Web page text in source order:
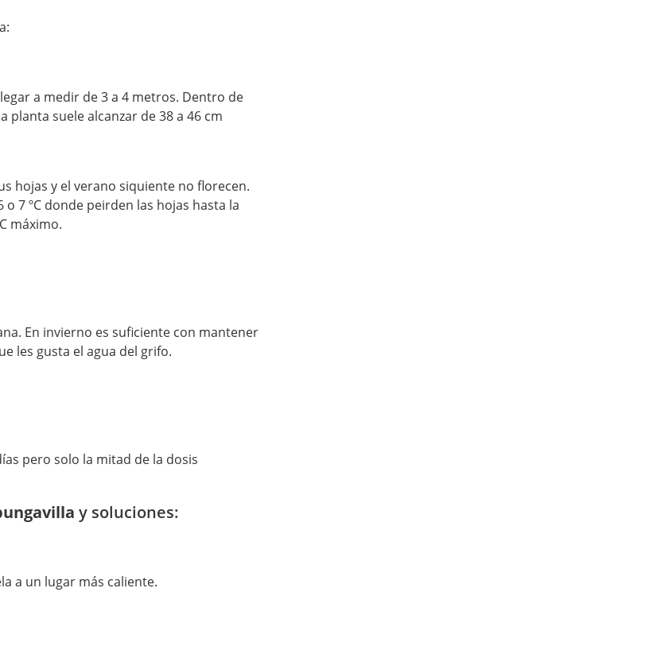
a medir de 3 a 4 metros. Dentro de
planta suele alcanzar de 38 a 46 cm
hojas y el verano siquiente no florecen.
7 ºC donde peirden las hojas hasta la
máximo.
En invierno es suficiente con mantener
les gusta el agua del grifo.
pero solo la mitad de la dosis
y soluciones:
a un lugar más caliente.